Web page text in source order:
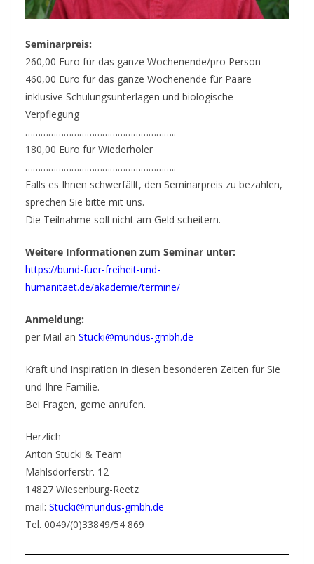
Seminarpreis:
260,00 Euro für das ganze Wochenende/pro Person
460,00 Euro für das ganze Wochenende für Paare
inklusive Schulungsunterlagen und biologische
Verpflegung
…………………………………………………..
180,00 Euro für Wiederholer
…………………………………………………..
Falls es Ihnen schwerfällt, den Seminarpreis zu bezahlen,
sprechen Sie bitte mit uns.
Die Teilnahme soll nicht am Geld scheitern.
Weitere Informationen zum Seminar unter:
https://bund-fuer-freiheit-und-
humanitaet.de/akademie/termine/
Anmeldung:
per Mail an Stucki@mundus-gmbh.de
Kraft und Inspiration in diesen besonderen Zeiten für Sie
und Ihre Familie.
Bei Fragen, gerne anrufen.
Herzlich
Anton Stucki & Team
Mahlsdorferstr. 12
14827 Wiesenburg-Reetz
mail: Stucki@mundus-gmbh.de
Tel. 0049/(0)33849/54 869